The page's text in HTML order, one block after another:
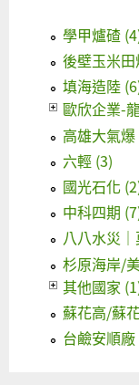
學甲爐碴
後壁玉米
填海造陸
歐欣企業-
高雄大氣爆
六輕 (3)
國光石化
中科四期
八八水災
杉原海岸/
其他國家
蘇花高/蘇
台鹼安順廠